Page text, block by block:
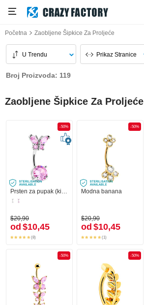
Početna Zaobljene Šipkice Za Proljeće
U Trendu Prikaz Stranice
Broj Proizvoda: 119
Zaobljene Šipkice Za Proljeće
-50%
Prsten za pupak (kirurški čelik, srebrna, sjajna završna obrada) s dizajnom leptira i kristalnim kamenjem
$20,90
od $10,45
(8)
-50%
Modna banana
$20,90
od $10,45
(1)
-50% -50%